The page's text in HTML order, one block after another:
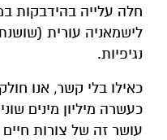
חלה עלייה בהידבקות
לישמאניה עורית
נגיפיות.
כאילו בלי קשר, אנו
כעשרה מיליון מינים
עושר זה של צורות חיים